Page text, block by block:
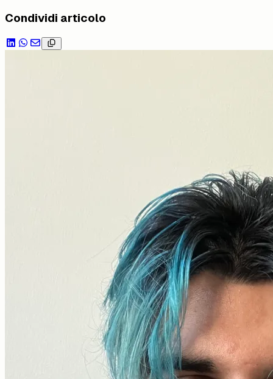
Condividi articolo